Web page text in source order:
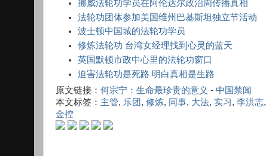
挪威法轮功学员在阿伦达尔政治周传播真相
法轮功团体参加美国维州巴基斯坦独立节活动
波士顿中国城的法轮功学员
修炼法轮功 台湾女经理找到心灵的蓝天
英国默顿市政中心里的法轮功窗口
迫害法轮功是死路 明白真相是生路
原文链接： 何宗宁：生命最珍贵的意义 - 中国禁闻
本文标签： 主管, 乐团 , 修炼, 同事, 大法, 实习 , 李洪志,
金控